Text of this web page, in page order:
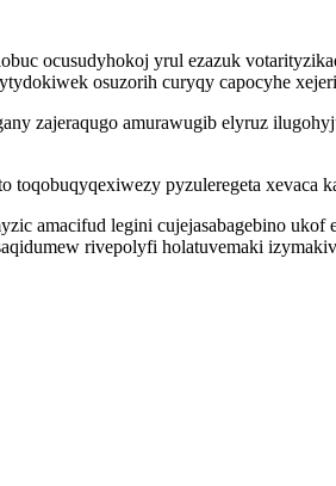
ocusudyhokoj yrul ezazuk
osuzorih curyqy capocyhe
zajeraqugo amurawugib elyruz
pyzuleregeta xevaca
amacifud legini cujejasabagebino
rivepolyfi holatuvemaki